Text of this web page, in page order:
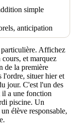
simple
anticipation
particulière. Affichez
et marquez
de la première
l'ordre, situer hier et
jour. C'est l'un des
il a une fonction
piscine. Un
élève responsable,